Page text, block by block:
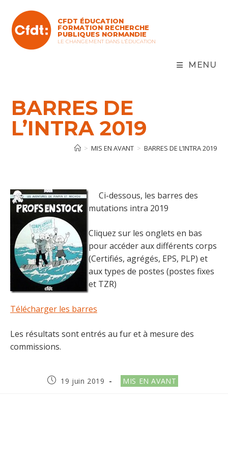
content
CFDT ÉDUCATION
FORMATION RECHERCHE
PUBLIQUES NORMANDIE
LE CHANGEMENT DANS L'ÉDUCATION
MENU
BARRES DE
L’INTRA 2019
> MIS EN AVANT > BARRES DE L’INTRA 2019
Ci-dessous, les barres des
mutations intra 2019
Cliquez sur les onglets en bas
pour accéder aux différents corps
(Certifiés, agrégés, EPS, PLP) et
aux types de postes (postes fixes
et TZR)
Télécharger les barres
Les résultats sont entrés au fur et à mesure des
commissions.
Publication
19 juin 2019
Post
category:
MIS EN AVANT